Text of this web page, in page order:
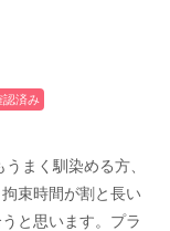
認済み
まく馴染める方、
束時間が割と長い
と思います。プラ